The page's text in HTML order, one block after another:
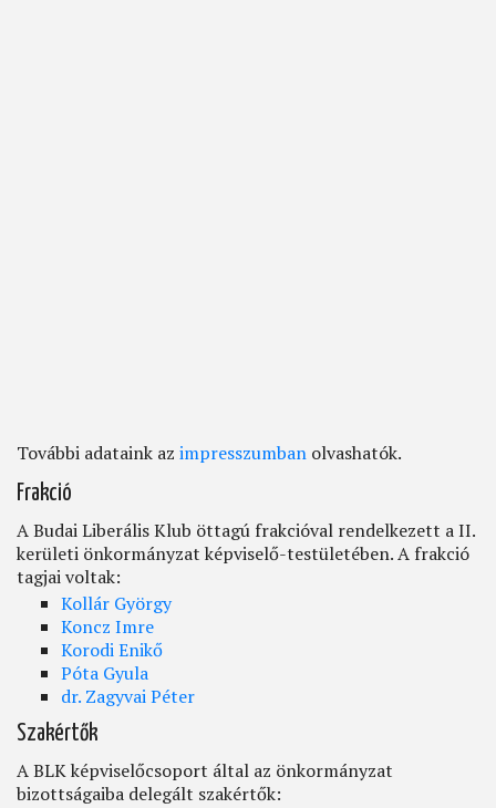
További adataink az impresszumban olvashatók.
Frakció
A Budai Liberális Klub öttagú frakcióval rendelkezett a II.
kerületi önkormányzat képviselő-testületében. A frakció
tagjai voltak:
Kollár György
Koncz Imre
Korodi Enikő
Póta Gyula
dr. Zagyvai Péter
Szakértők
A BLK képviselőcsoport által az önkormányzat
bizottságaiba delegált szakértők: